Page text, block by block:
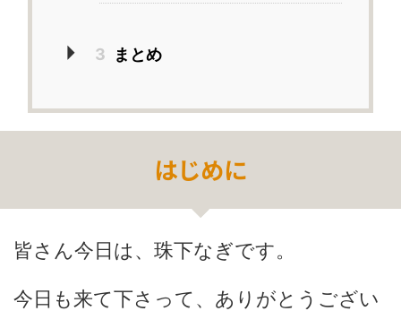
3 まとめ
はじめに
皆さん今日は、珠下なぎです。
今日も来て下さって、ありがとうござい